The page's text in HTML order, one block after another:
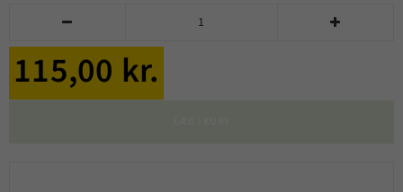
 
115,00 kr.